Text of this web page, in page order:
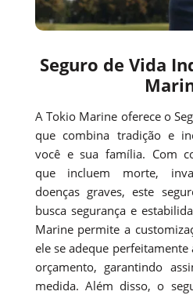
Seguro de Vida
A Tokio Marine oferece o
que combina tradição e
você e sua família. Com
que incluem morte,
doenças graves, este
busca segurança e
Marine permite a
ele se adeque perfeitamente
orçamento, garantindo
medida. Além disso, o